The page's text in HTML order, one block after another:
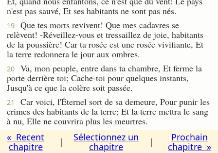
n'est pas sauvé, Et ses habitants ne sont pas nés.
19
Que tes morts revivent! Que mes cadavres se
relèvent! -Réveillez-vous et tressaillez de joie, habitants
de la poussière! Car ta rosée est une rosée vivifiante, Et
la terre redonnera le jour aux ombres.
20
Va, mon peuple, entre dans ta chambre, Et ferme la
porte derrière toi; Cache-toi pour quelques instants,
Jusqu'à ce que la colère soit passée.
21
Car voici, l'Éternel sort de sa demeure, Pour punir les
crimes des habitants de la terre; Et la terre mettra le sang
à nu, Elle ne couvrira plus les meurtres.
« Recent
chapitre
|
Sélectionnez un
chapitre
|
Prochain
chapitre »